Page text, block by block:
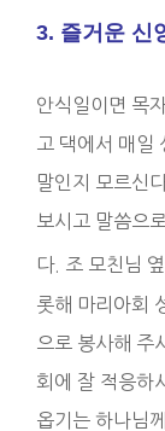
3. 즐거운 신
안식일이면 목
고 댁에서 매일
말인지 모르신
보시고 말씀으
다. 조 모친님
롯해 마리아회
으로 봉사해 주
회에 잘 적응하
옵기는 하나님